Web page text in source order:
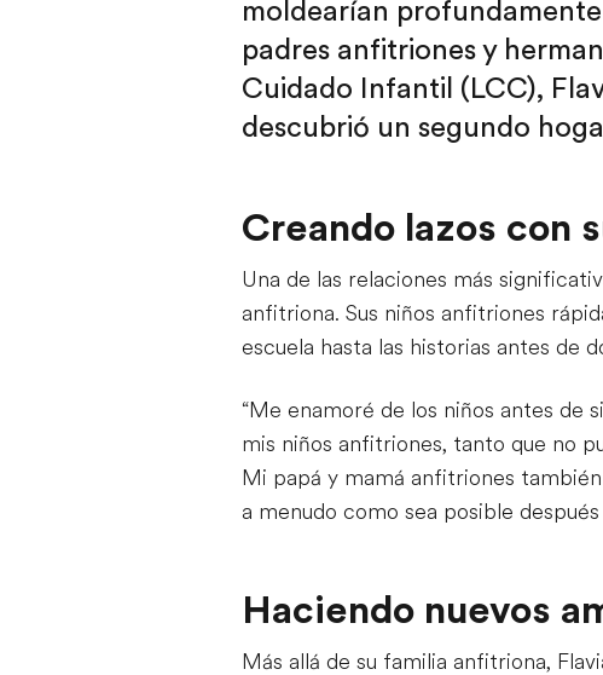
moldearían
padres anfitriones y
Cuidado Infantil (LCC),
descubrió un segundo
Creando lazos con
Una de las relaciones más
anfitriona. Sus niños anfitriones
escuela hasta las historias antes de
“Me enamoré de los niños antes de
mis niños anfitriones, tanto que no
Mi papá y mamá anfitriones
a menudo como sea posible después
Haciendo nuevos
Más allá de su familia anfitriona,